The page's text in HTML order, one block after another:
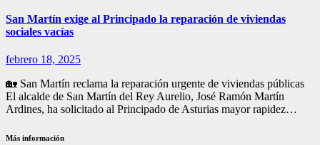
San Martín exige al Principado la reparación de viviendas
sociales vacías
febrero 18, 2025
🏡 San Martín reclama la reparación urgente de viviendas públicas
El alcalde de San Martín del Rey Aurelio, José Ramón Martín
Ardines, ha solicitado al Principado de Asturias mayor rapidez…
Más información